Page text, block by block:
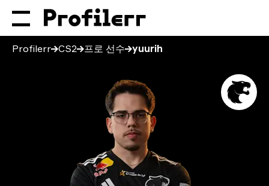
Profilerr CS2 프로 선수 yuurih